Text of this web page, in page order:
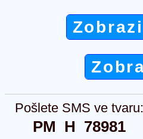
Pošlete SMS ve tvaru:
PM  H  78981